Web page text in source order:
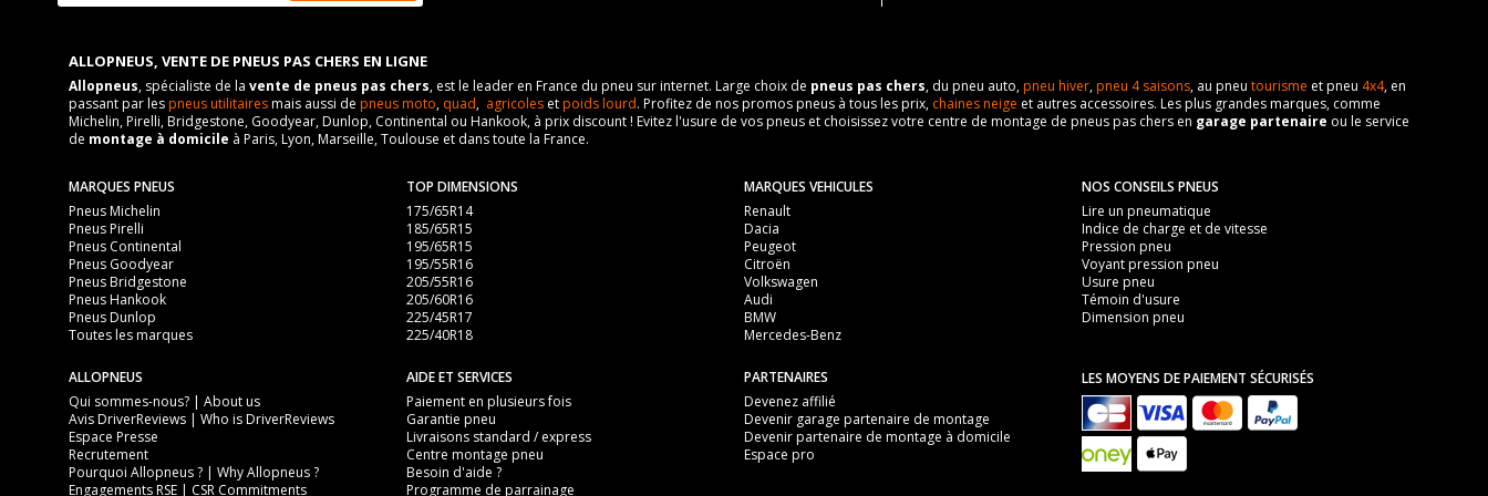
Type de boulon
Taille de la tête de boulon
19
Force de rotation du boulon
110
Pour la visserie, afin de garantir une parfaite compatibilité, nous vous conseillons de contacter directement le constructeur.
Type
Frein
hydraulique
VISSERIE CHEVROLET ALERO DE 03-1999 À 09-2004 2.4 16V (141CV)
Taille de la tête de boulon
19
Force de rotation du boulon
110
Pour la visserie, afin de garantir une parfaite compatibilité, nous vous conseillons de contacter directement le constructeur.
Cylindrée cm3
Puissance en Kw max
130
Type
Traction avant
VISSERIE CHEVROLET ALERO DE 03-1999 À 09-2004 3.4 V6 (177CV)
Type de boulon
M12x1.5
Taille de la tête de boulon
19
Force de rotation du boulon
110
Pour la visserie, afin de garantir une parfaite compatibilité, nous vous conseillons de contacter directement le constructeur.
ALLOPNEUS, VENTE DE PNEUS PAS CHERS EN LIGNE
Allopneus, spécialiste de la vente de pneus pas chers, est le leader en France du pneu sur internet. Large choix de pneus pas chers, du pneu auto,pneu hiver,pneu 4 saisons, au pneu tourisme et pneu 4x4, en
passant par lespneus utilitairesmais aussi de pneus moto, quad, agricoles etpoids lourd. Profitez de nos promos pneus à tous les prix, chaines neige et autres accessoires. Les plus grandes marques, comme
Michelin, Pirelli, Bridgestone, Goodyear, Dunlop, Continental ou Hankook, à prix discount ! Evitez l'usure de vos pneus et choisissez votre centre de montage de pneus pas chers en garage partenaire ou le service
de montage à domicile à Paris, Lyon, Marseille, Toulouse et dans toute la France.
MARQUES PNEUS
Pneus Michelin
Pneus Pirelli
Pneus Continental
Pneus Goodyear
Pneus Bridgestone
Pneus Hankook
Pneus Dunlop
Toutes les marques
TOP DIMENSIONS
175/65R14
185/65R15
195/65R15
195/55R16
205/55R16
205/60R16
225/45R17
225/40R18
MARQUES VEHICULES
Renault
Dacia
Peugeot
Citroën
Volkswagen
Audi
BMW
Mercedes-Benz
NOS CONSEILS PNEUS
Lire un pneumatique
Indice de charge et de vitesse
Pression pneu
Voyant pression pneu
Usure pneu
Témoin d'usure
Dimension pneu
ALLOPNEUS
Qui sommes-nous? | About us
Avis DriverReviews | Who is DriverReviews
Espace Presse
Recrutement
Pourquoi Allopneus ? | Why Allopneus ?
Engagements RSE | CSR Commitments
AIDE ET SERVICES
Paiement en plusieurs fois
Garantie pneu
Livraisons standard / express
Centre montage pneu
Besoin d'aide ?
Programme de parrainage
PARTENAIRES
Devenez affilié
Devenir garage partenaire de montage
Devenir partenaire de montage à domicile
Espace pro
LES MOYENS DE PAIEMENT SÉCURISÉS